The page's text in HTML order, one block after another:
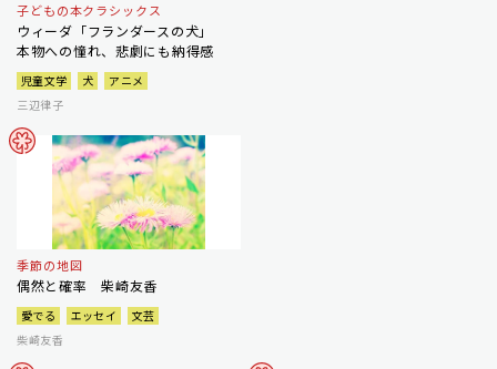
子どもの本クラシックス
ウィーダ「フランダースの犬」
本物への憧れ、悲劇にも納得感
児童文学 犬
アニメ
三辺律子
季節の地図
偶然と確率 柴崎友香
愛でる エッセイ
文芸
柴崎友香